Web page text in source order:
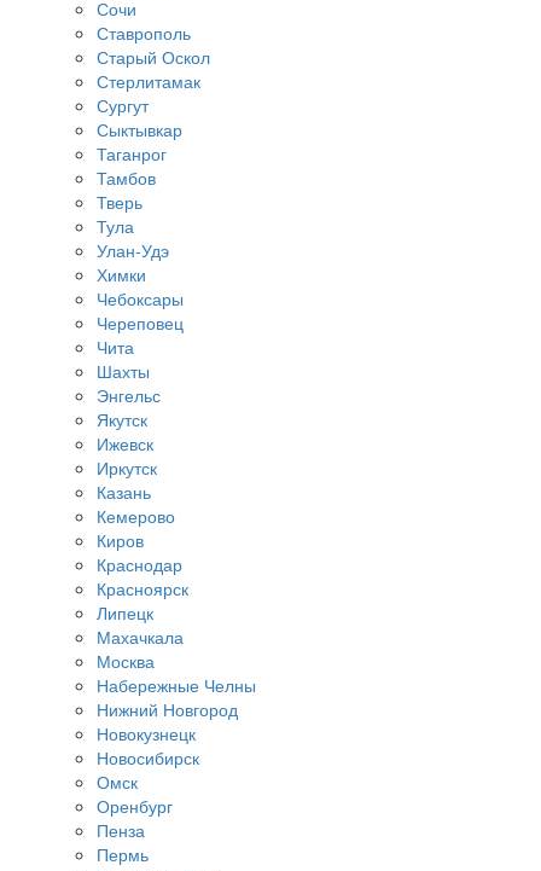
Сочи
Ставрополь
Старый Оскол
Стерлитамак
Сургут
Сыктывкар
Таганрог
Тамбов
Тверь
Тула
Улан-Удэ
Химки
Чебоксары
Череповец
Чита
Шахты
Энгельс
Якутск
Ижевск
Иркутск
Казань
Кемерово
Киров
Краснодар
Красноярск
Липецк
Махачкала
Москва
Набережные Челны
Нижний Новгород
Новокузнецк
Новосибирск
Омск
Оренбург
Пенза
Пермь